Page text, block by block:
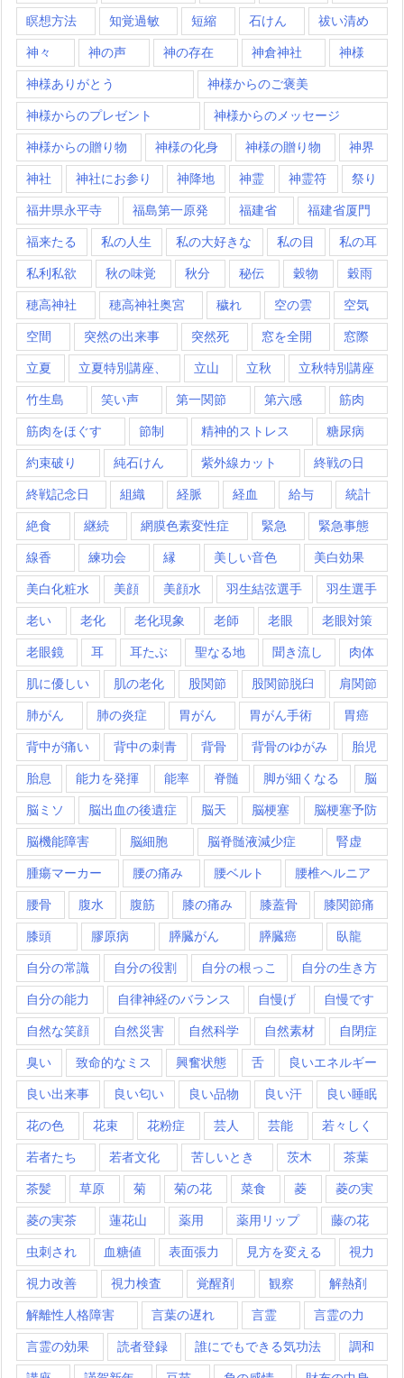
瞑想方法 知覚過敏 短縮 石けん 祓い清め
神々 神の声 神の存在 神倉神社 神様
神様ありがとう 神様からのご褒美
神様からのプレゼント 神様からのメッセージ
神様からの贈り物 神様の化身 神様の贈り物 神界
神社 神社にお参り 神降地 神霊 神霊符 祭り
福井県永平寺 福島第一原発 福建省 福建省厦門
福来たる 私の人生 私の大好きな 私の目 私の耳
私利私欲 秋の味覚 秋分 秘伝 穀物 穀雨
穂高神社 穂高神社奥宮 穢れ 空の雲 空気
空間 突然の出来事 突然死 窓を全開 窓際
立夏 立夏特別講座、 立山 立秋 立秋特別講座
竹生島 笑い声 第一関節 第六感 筋肉
筋肉をほぐす 節制 精神的ストレス 糖尿病
約束破り 純石けん 紫外線カット 終戦の日
終戦記念日 組織 経脈 経血 給与 統計
絶食 継続 網膜色素変性症 緊急 緊急事態
線香 練功会 縁 美しい音色 美白効果
美白化粧水 美顔 美顔水 羽生結弦選手 羽生選手
老い 老化 老化現象 老師 老眼 老眼対策
老眼鏡 耳 耳たぶ 聖なる地 聞き流し 肉体
肌に優しい 肌の老化 股関節 股関節脱臼 肩関節
肺がん 肺の炎症 胃がん 胃がん手術 胃癌
背中が痛い 背中の刺青 背骨 背骨のゆがみ 胎児
胎息 能力を発揮 能率 脊髄 脚が細くなる 脳
脳ミソ 脳出血の後遺症 脳天 脳梗塞 脳梗塞予防
脳機能障害 脳細胞 脳脊髄液減少症 腎虚
腫瘍マーカー 腰の痛み 腰ベルト 腰椎ヘルニア
腰骨 腹水 腹筋 膝の痛み 膝蓋骨 膝関節痛
膝頭 膠原病 膵臓がん 膵臓癌 臥龍
自分の常識 自分の役割 自分の根っこ 自分の生き方
自分の能力 自律神経のバランス 自慢げ 自慢です
自然な笑顔 自然災害 自然科学 自然素材 自閉症
臭い 致命的なミス 興奮状態 舌 良いエネルギー
良い出来事 良い匂い 良い品物 良い汗 良い睡眠
花の色 花束 花粉症 芸人 芸能 若々しく
若者たち 若者文化 苦しいとき 茨木 茶葉
茶髪 草原 菊 菊の花 菜食 菱 菱の実
菱の実茶 蓮花山 薬用 薬用リップ 藤の花
虫刺され 血糖値 表面張力 見方を変える 視力
視力改善 視力検査 覚醒剤 観察 解熱剤
解離性人格障害 言葉の遅れ 言霊 言霊の力
言霊の効果 読者登録 誰にでもできる気功法 調和